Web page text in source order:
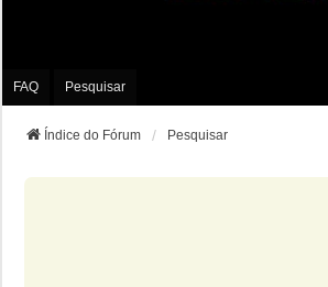
FAQ Pesquisar
Índice do Fórum Pesquisar